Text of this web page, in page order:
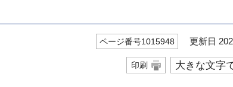
ページ番号1015948 更新日
印刷 大きな文字